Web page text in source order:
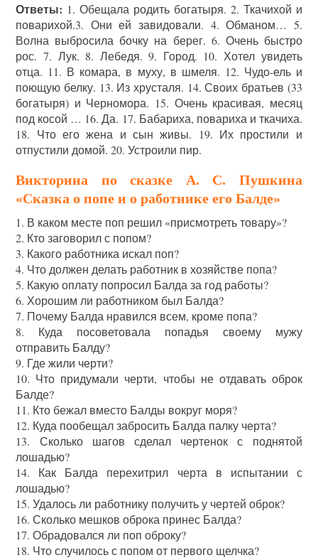
Ответы: 1. Обещала родить богатыря. 2. Ткачихой и
поварихой.3. Они ей завидовали. 4. Обманом… 5.
Волна выбросила бочку на берег. 6. Очень быстро
рос. 7. Лук. 8. Лебедя. 9. Город. 10. Хотел увидеть
отца. 11. В комара, в муху, в шмеля. 12. Чудо-ель и
поющую белку. 13. Из хрусталя. 14. Своих братьев (33
богатыря) и Черномора. 15. Очень красивая, месяц
под косой … 16. Да. 17. Бабариха, повариха и ткачиха.
18. Что его жена и сын живы. 19. Их простили и
отпустили домой. 20. Устроили пир.
Викторина по сказке А. С. Пушкина
«Сказка о попе и о работнике его Балде»
1. В каком месте поп решил «присмотреть товару»?
2. Кто заговорил с попом?
3. Какого работника искал поп?
4. Что должен делать работник в хозяйстве попа?
5. Какую оплату попросил Балда за год работы?
6. Хорошим ли работником был Балда?
7. Почему Балда нравился всем, кроме попа?
8. Куда посоветовала попадья своему мужу
отправить Балду?
9. Где жили черти?
10. Что придумали черти, чтобы не отдавать оброк
Балде?
11. Кто бежал вместо Балды вокруг моря?
12. Куда пообещал забросить Балда палку черта?
13. Сколько шагов сделал чертенок с поднятой
лошадью?
14. Как Балда перехитрил черта в испытании с
лошадью?
15. Удалось ли работнику получить у чертей оброк?
16. Сколько мешков оброка принес Балда?
17. Обрадовался ли поп оброку?
18. Что случилось с попом от первого щелчка?